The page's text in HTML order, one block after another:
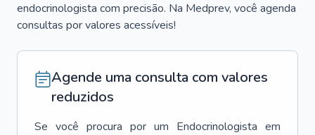
endocrinologista com precisão. Na Medprev, você agenda
consultas por valores acessíveis!
Agende uma consulta com valores
reduzidos
Se você procura por um Endocrinologista em